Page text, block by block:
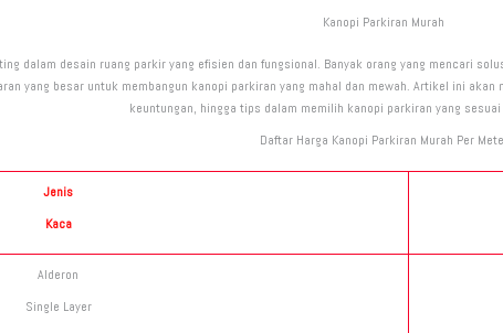
Kanopi Parkiran Murah
dalam desain ruang parkir yang efisien dan fungsional. Banyak orang yang mencari
yang besar untuk membangun kanopi parkiran yang mahal dan mewah. Artikel ini
keuntungan, hingga tips dalam memilih kanopi parkiran yang
Daftar Harga Kanopi Parkiran Murah Per
Jenis
Kaca
Alderon
Single Layer